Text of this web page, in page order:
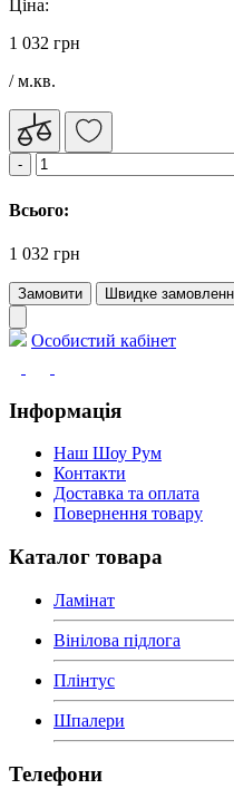
Ціна:
1 032 грн
/ м.кв.
Всього:
1 032 грн
Замовити Швидке
Особистий кабінет
Інформація
Наш Шоу Рум
Контакти
Доставка та оплата
Повернення товару
Каталог товара
Ламінат
Вінілова підлога
Плінтус
Шпалери
Телефони